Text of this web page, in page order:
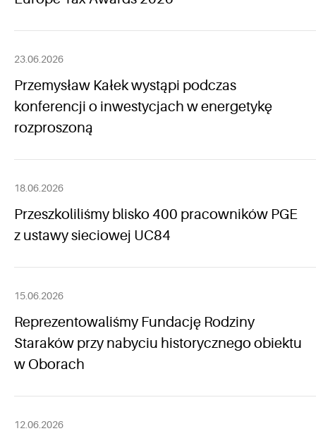
23.06.2026
Przemysław Kałek wystąpi podczas
konferencji o inwestycjach w energetykę
rozproszoną
18.06.2026
Przeszkoliliśmy blisko 400 pracowników PGE
z ustawy sieciowej UC84
15.06.2026
Reprezentowaliśmy Fundację Rodziny
Staraków przy nabyciu historycznego obiektu
w Oborach
12.06.2026